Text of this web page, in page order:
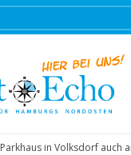
Parkhaus in Volksdorf auch